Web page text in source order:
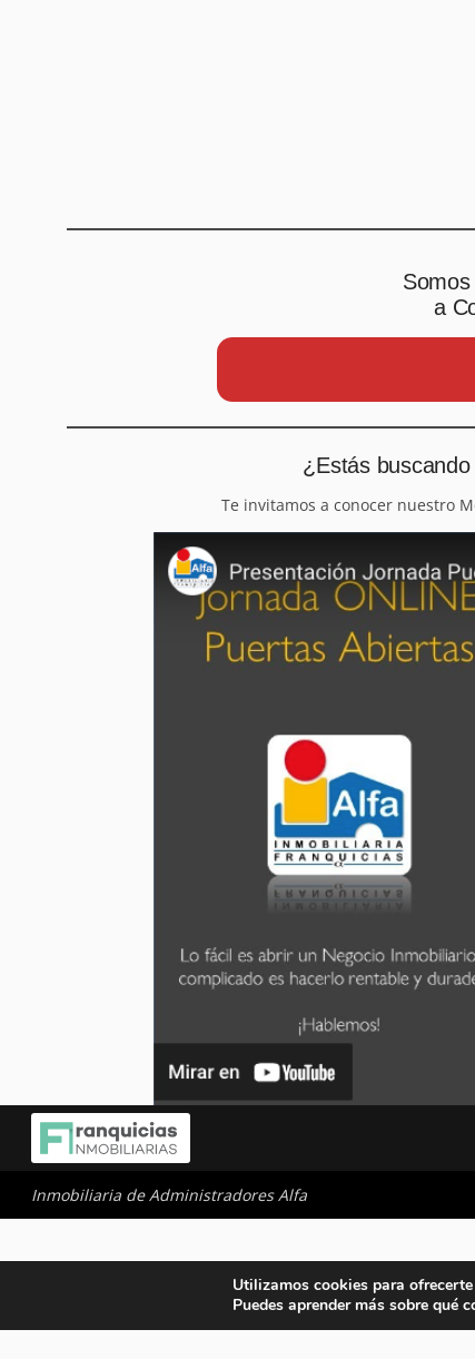
a
¿Estás
Te invitamos a conocer nuestro
Inmobiliaria de Administradores Alfa
Utilizamos cookies para
Puedes aprender más sobre